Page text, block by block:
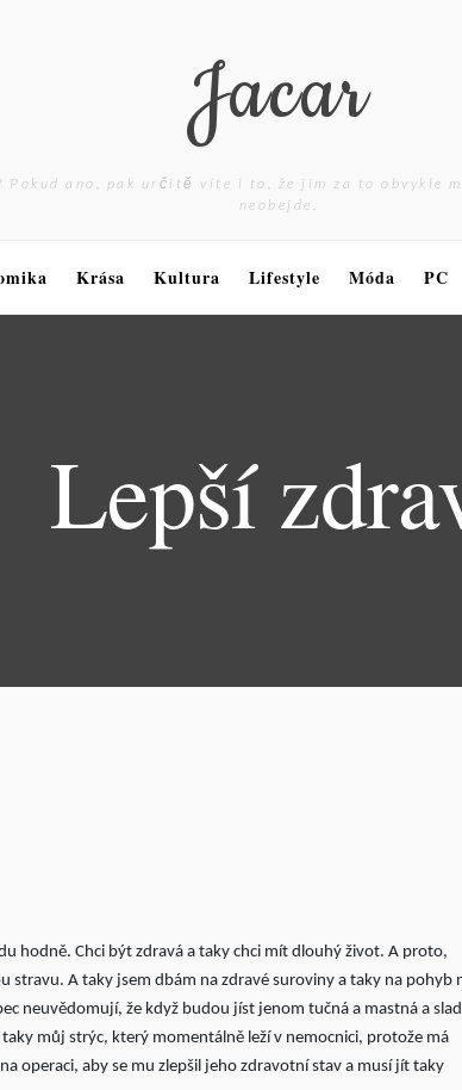
Jacar
ano, pak určitě víte i to, že jim za to obvykle
neobejde.
Krása Kultura Lifestyle Móda PC
Lepší
hodně. Chci být zdravá a taky chci mít dlouhý život. A proto,
A taky jsem dbám na zdravé suroviny a taky na pohyb
neuvědomují, že když budou jíst jenom tučná a mastná a
můj strýc, který momentálně leží v nemocnici, protože má
operaci, aby se mu zlepšil jeho zdravotní stav a musí jít taky